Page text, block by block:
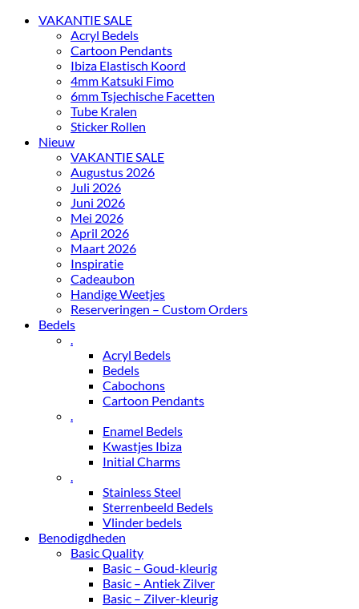
VAKANTIE SALE
Acryl Bedels
Cartoon Pendants
Ibiza Elastisch Koord
4mm Katsuki Fimo
6mm Tsjechische Facetten
Tube Kralen
Sticker Rollen
Nieuw
VAKANTIE SALE
Augustus 2026
Juli 2026
Juni 2026
Mei 2026
April 2026
Maart 2026
Inspiratie
Cadeaubon
Handige Weetjes
Reserveringen – Custom Orders
Bedels
.
Acryl Bedels
Bedels
Cabochons
Cartoon Pendants
.
Enamel Bedels
Kwastjes Ibiza
Initial Charms
.
Stainless Steel
Sterrenbeeld Bedels
Vlinder bedels
Benodigdheden
Basic Quality
Basic – Goud-kleurig
Basic – Antiek Zilver
Basic – Zilver-kleurig